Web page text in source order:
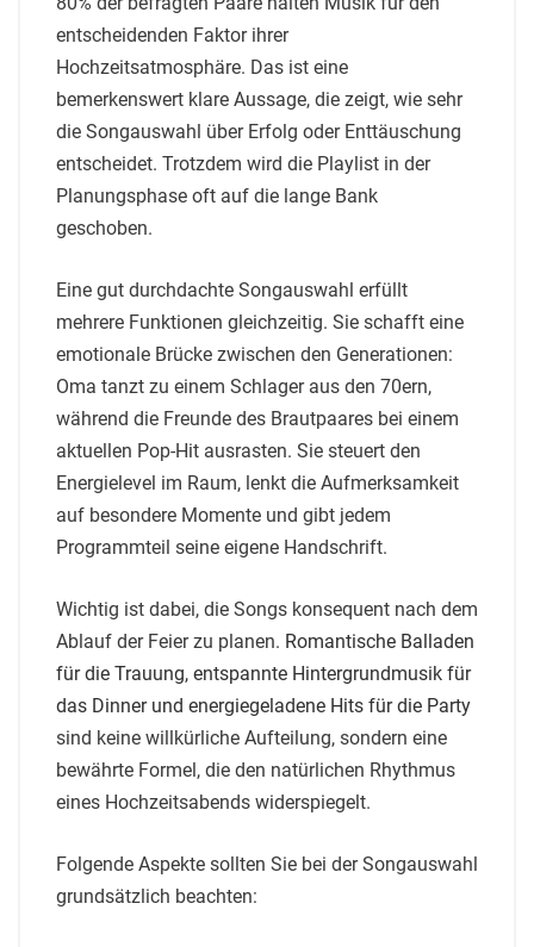
entscheidenden Faktor ihrer
Hochzeitsatmosphäre. Das ist eine
bemerkenswert klare Aussage, die zeigt, wie sehr
die Songauswahl über Erfolg oder Enttäuschung
entscheidet. Trotzdem wird die Playlist in der
Planungsphase oft auf die lange Bank
geschoben.
Eine gut durchdachte Songauswahl erfüllt
mehrere Funktionen gleichzeitig. Sie schafft eine
emotionale Brücke zwischen den Generationen:
Oma tanzt zu einem Schlager aus den 70ern,
während die Freunde des Brautpaares bei einem
aktuellen Pop-Hit ausrasten. Sie steuert den
Energielevel im Raum, lenkt die Aufmerksamkeit
auf besondere Momente und gibt jedem
Programmteil seine eigene Handschrift.
Wichtig ist dabei, die Songs konsequent nach dem
Ablauf der Feier zu planen. Romantische Balladen
für die Trauung, entspannte Hintergrundmusik für
das Dinner und energiegeladene Hits für die Party
sind keine willkürliche Aufteilung, sondern eine
bewährte Formel, die den natürlichen Rhythmus
eines Hochzeitsabends widerspiegelt.
Folgende Aspekte sollten Sie bei der Songauswahl
grundsätzlich beachten: